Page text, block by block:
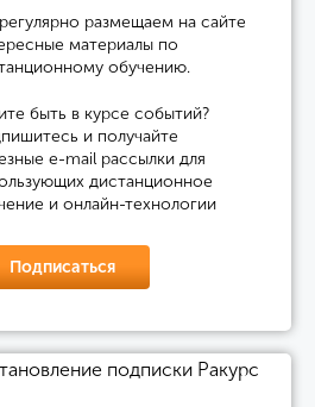
размещаем на сайте
материалы по
обучению.
быть в курсе событий?
и получайте
e-mail рассылки для
дистанционное
и онлайн-технологии
Подписаться